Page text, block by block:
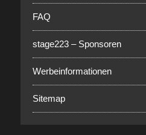
FAQ
stage223 – Sponsoren
Werbeinformationen
Sitemap